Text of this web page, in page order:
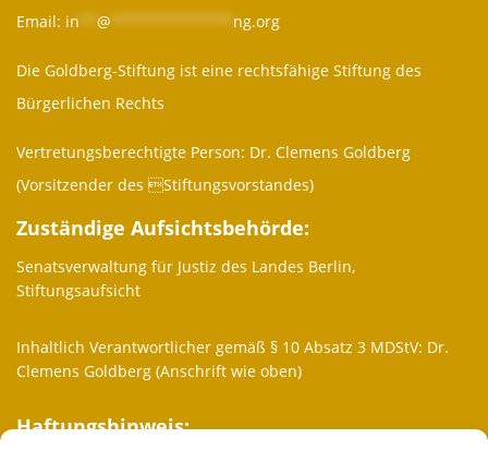
Email: in @ ************** ng.org
Die Goldberg-Stiftung ist eine rechtsfähige Stiftung des
Bürgerlichen Rechts
Vertretungsberechtigte Person: Dr. Clemens Goldberg
(Vorsitzender des Stiftungsvorstandes)
Zuständige Aufsichtsbehörde:
Senatsverwaltung für Justiz des Landes Berlin,
Stiftungsaufsicht
Inhaltlich Verantwortlicher gemäß § 10 Absatz 3 MDStV: Dr.
Clemens Goldberg (Anschrift wie oben)
Haftungshinweis: